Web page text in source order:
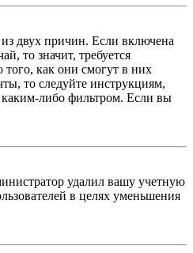
двух причин. Если включена
то значит, требуется
того, как они смогут в них
то следуйте инструкциям,
либо фильтром. Если вы
удалил вашу учетную
в целях уменьшения